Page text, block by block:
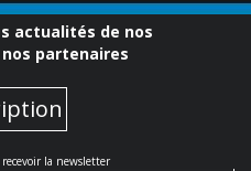
actualités de nos
partenaires
la newsletter